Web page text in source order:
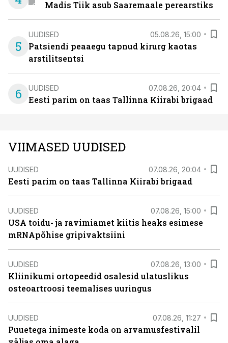
Madis Tiik asub Saaremaale perearstiks
5
UUDISED 05.08.26, 15:00
Patsiendi peaaegu tapnud kirurg kaotas
arstilitsentsi
6 UUDISED 07.08.26, 20:04
Eesti parim on taas Tallinna Kiirabi brigaad
VIIMASED UUDISED
UUDISED 07.08.26, 20:04
Eesti parim on taas Tallinna Kiirabi brigaad
UUDISED 07.08.26, 15:00
USA toidu- ja ravimiamet kiitis heaks esimese
mRNApõhise gripivaktsiini
UUDISED 07.08.26, 13:00
Kliinikumi ortopeedid osalesid ulatuslikus
osteoartroosi teemalises uuringus
UUDISED 07.08.26, 11:27
Puuetega inimeste koda on arvamusfestivalil